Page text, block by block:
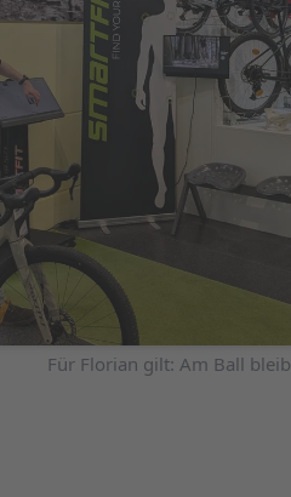
VogelFür Florian gilt: Am Ball